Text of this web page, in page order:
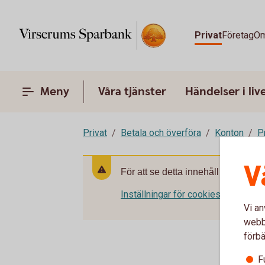
PrivatFöretag
Meny Våra tjänster Händelser i
Privat Betala och överföra Konton
För att se detta innehåll behöver
Inställningar för cookies
Vi